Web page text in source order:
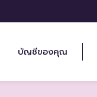
บัญชีของคุณ